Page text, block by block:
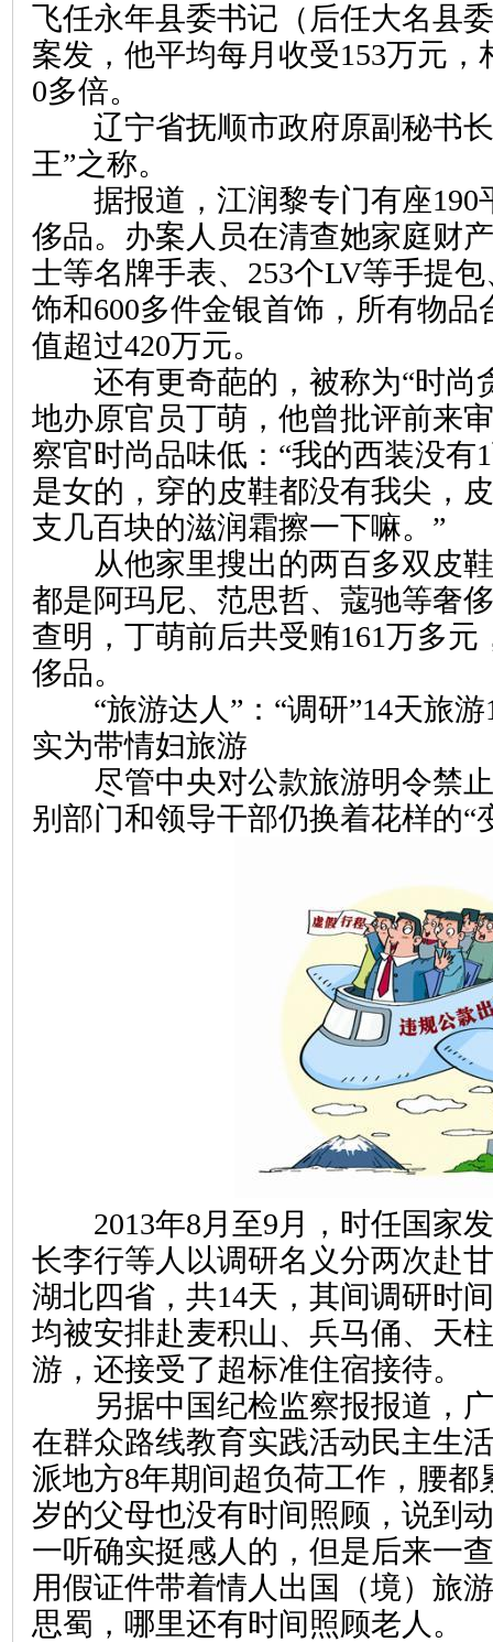
飞任永年县委书记（后任大名县
案发，他平均每月收受153万元，
0多倍。
辽宁省抚顺市政府原副秘书长
王”之称。
据报道，江润黎专门有座190
侈品。办案人员在清查她家庭财
士等名牌手表、253个LV等手提
饰和600多件金银首饰，所有物品
值超过420万元。
还有更奇葩的，被称为“时尚
地办原官员丁萌，他曾批评前来
察官时尚品味低：“我的西装没
是女的，穿的皮鞋都没有我尖，
支几百块的滋润霜擦一下嘛。”
从他家里搜出的两百多双皮鞋
都是阿玛尼、范思哲、蔻驰等奢
查明，丁萌前后共受贿161万多元
侈品。
“旅游达人”：“调研”14天旅游
实为带情妇旅游
尽管中央对公款旅游明令禁止
别部门和领导干部仍换着花样的“
2013年8月至9月，时任国家发
长李行等人以调研名义分两次赴
湖北四省，共14天，其间调研时
均被安排赴麦积山、兵马俑、天
游，还接受了超标准住宿接待。
另据中国纪检监察报报道，广
在群众路线教育实践活动民主生
派地方8年期间超负荷工作，腰都
岁的父母也没有时间照顾，说到
一听确实挺感人的，但是后来一
用假证件带着情人出国（境）旅
思蜀，哪里还有时间照顾老人。